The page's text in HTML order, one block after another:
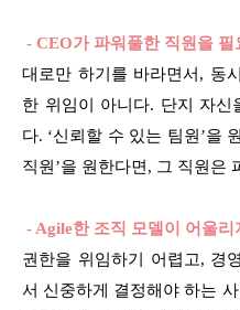
- CEO가 파워풀한 직원을 필
대로만 하기를 바라면서, 동
한 위임이 아니다. 단지 자신
다. ‘신뢰할 수 있는 팀원’을
직원’을 원한다면, 그 직원은
- Agile한 조직 모델이 어울
권한을 위임하기 어렵고, 경
서 신중하게 결정해야 하는